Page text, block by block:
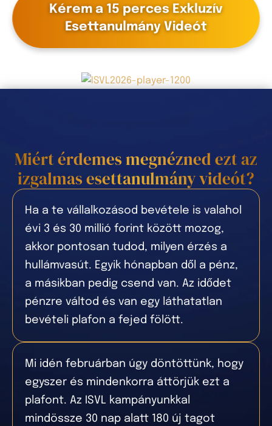
Kérem a 15 perces Exkluzív
Esettanulmány Videót
Miért érdemes megnézned ezt az
izgalmas esettanulmány videót?
Ha a te vállalkozásod bevétele is valahol
évi 3 és 30 millió forint között mozog,
akkor pontosan tudod, milyen érzés a
hullámvasút. Egyik hónapban dől a pénz,
a másikban pedig csend van. Az idődet
pénzre váltod és van egy láthatatlan
bevételi plafon a fejed fölött.
Mi idén februárban úgy döntöttünk, hogy
egyszer és mindenkorra áttörjük ezt a
plafont. Az ISVL kampányunkkal
mindössze 30 nap alatt 180 új tagot